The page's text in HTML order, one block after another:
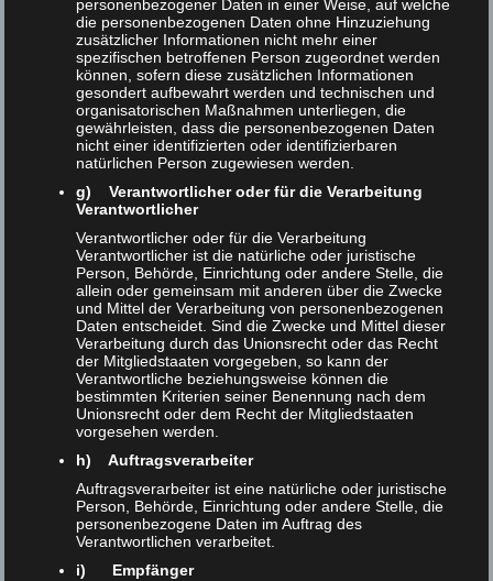
Verzerrungen im Ranking untersucht.
Der Katalogplus beinhaltet die Bestände mehrerer
Bibliotheken Hamburgs und insgesamt einen
Datenbestand von über 100 Millionen Exemplaren. Für
die Untersuchung wurden anhand einer vorhergehende
Literaturanalyse sieben Hypothesen aufgestellt:
H1: Es gibt einen Zusammenhang zwischen dem
Geschlecht der Autor:innen und der Ranking-Position.
H2: Es gibt einen Zusammenhang zwischen der
Verlagsgröße und der Ranking-Position.
H3: Es gibt einen Zusammenhang zwischen der
Sprache eines Werks und der Ranking-Position.
H4: Es gibt einen Zusammenhang zwischen der
Basisklassifikation und der Ranking-Position.
personenbezogener Daten in einer Weise, auf welche
die personenbezogenen Daten ohne Hinzuziehung
zusätzlicher Informationen nicht mehr einer
spezifischen betroffenen Person zugeordnet werden
können, sofern diese zusätzlichen Informationen
gesondert aufbewahrt werden und technischen und
organisatorischen Maßnahmen unterliegen, die
gewährleisten, dass die personenbezogenen Daten
nicht einer identifizierten oder identifizierbaren
natürlichen Person zugewiesen werden.
g) Verantwortlicher oder für die Verarbeitung
Verantwortlicher
Verantwortlicher oder für die Verarbeitung
Verantwortlicher ist die natürliche oder juristische
Person, Behörde, Einrichtung oder andere Stelle, die
allein oder gemeinsam mit anderen über die Zwecke
und Mittel der Verarbeitung von personenbezogenen
Daten entscheidet. Sind die Zwecke und Mittel dieser
Verarbeitung durch das Unionsrecht oder das Recht
der Mitgliedstaaten vorgegeben, so kann der
Verantwortliche beziehungsweise können die
bestimmten Kriterien seiner Benennung nach dem
Unionsrecht oder dem Recht der Mitgliedstaaten
vorgesehen werden.
h) Auftragsverarbeiter
Auftragsverarbeiter ist eine natürliche oder juristische
Person, Behörde, Einrichtung oder andere Stelle, die
personenbezogene Daten im Auftrag des
Verantwortlichen verarbeitet.
i) Empfänger